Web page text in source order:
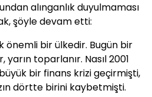
alınganlık duyulmaması
şöyle devam etti:
önemli bir ülkedir. Bugün bir
yarın toparlanır. Nasıl 2001
bir finans krizi geçirmişti,
dörtte birini kaybetmişti.